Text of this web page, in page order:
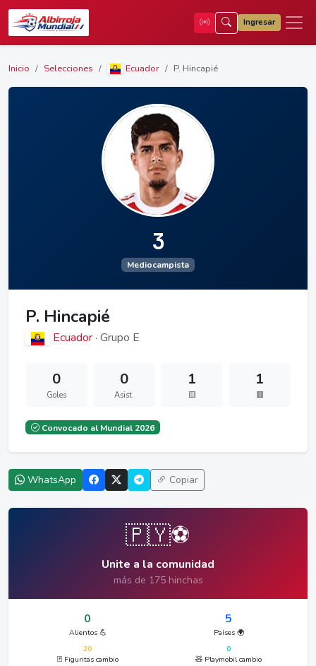
Ingresar
Inicio Selecciones Ecuador P. Hincapié
3
Mediocampista
P. Hincapié
Ecuador · Grupo E
0
Goles
0
Asist.
1
🟨
1
🟥
Convocado al Mundial 2026
WhatsApp Copiar
🇵🇾⚽
Unite a la comunidad
más de 175 hinchas
0
Alientos 💪
5
Países 🌍
20
🃏 Figuritas cambio
0
🧸 Playmobil cambio